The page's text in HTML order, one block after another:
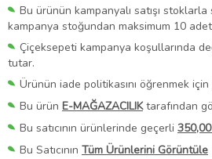
Bu ürünün kampanyalı satışı stoklarla
kampanya stoğundan maksimum 10
Çiçeksepeti kampanya koşullarında
tutar.
Ürünün iade politikasını öğrenmek için
Bu ürün E-MAĞAZACILIKtarafından
Bu satıcının ürünlerinde geçerli
Bu Satıcının Tüm Ürünlerini Görüntüle